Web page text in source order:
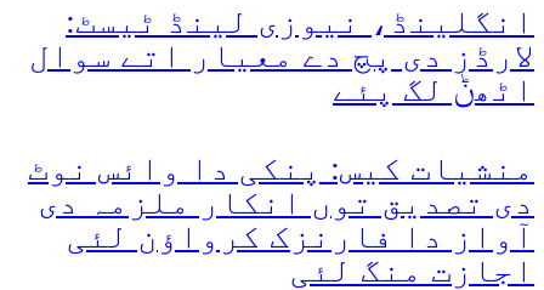
انگلینڈ، نیوزی لینڈ ٹیسٹ:
لارڈز دی پچ دے معیار اتے سوال
اٹھݨ لگ پئے
منشیات کیس: پنکی دا وائس نوٹ
دی تصدیق توں انکار ملزمہ دی
آواز دا فارنزک کرواؤن لئی
اجازت منگ لئی